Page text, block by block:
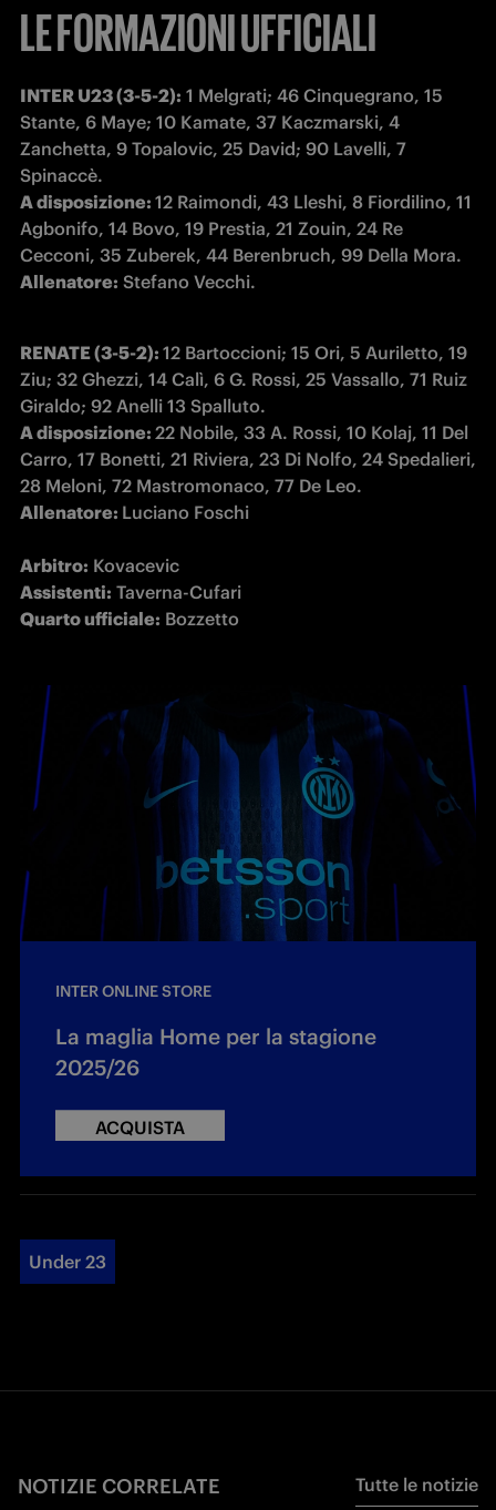
LE FORMAZIONI UFFICIALI
INTER U23 (3-5-2): 1 Melgrati; 46 Cinquegrano, 15
Stante, 6 Maye; 10 Kamate, 37 Kaczmarski, 4
Zanchetta, 9 Topalovic, 25 David; 90 Lavelli, 7
A disposizione: 12 Raimondi, 43 Lleshi, 8 Fiordilino, 11
Agbonifo, 14 Bovo, 19 Prestia, 21 Zouin, 24 Re
Allenatore: Stefano Vecchi.
RENATE (3-5-2): 12 Bartoccioni; 15 Ori, 5 Auriletto, 19
Ziu; 32 Ghezzi, 14 Calì, 6 G. Rossi, 25 Vassallo, 71 Ruiz
A disposizione: 22 Nobile, 33 A. Rossi, 10 Kolaj, 11 Del
Carro, 17 Bonetti, 21 Riviera, 23 Di Nolfo, 24 Spedalieri,
Allenatore: Luciano Foschi
Arbitro:
Assistenti:
Quarto ufficiale:
INTER ONLINE STORE
La maglia Home per la stagione
2025/26
ACQUISTA
Under 23
NOTIZIE CORRELATE Tutte le notizie